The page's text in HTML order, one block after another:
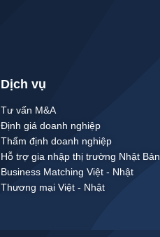
Dịch vụ
Tư vấn M&A
Định giá doanh nghiệp
Thẩm định doanh nghiệp
Hỗ trợ gia nhập thị trường Nhật Bản
Business Matching Việt - Nhật
Thương mại Việt - Nhật